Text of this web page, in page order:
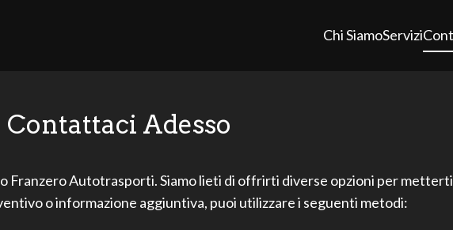
Chi SiamoServizi
Contattaci Adesso
Franzero Autotrasporti. Siamo lieti di offrirti diverse opzioni per
o informazione aggiuntiva, puoi utilizzare i seguenti metodi: